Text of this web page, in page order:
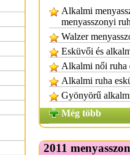
Alkalmi
menyasszonyi
Walzer
Esküvői és
Alkalmi női ruha
Alkalmi ruha
Gyönyörű
Még több
2011